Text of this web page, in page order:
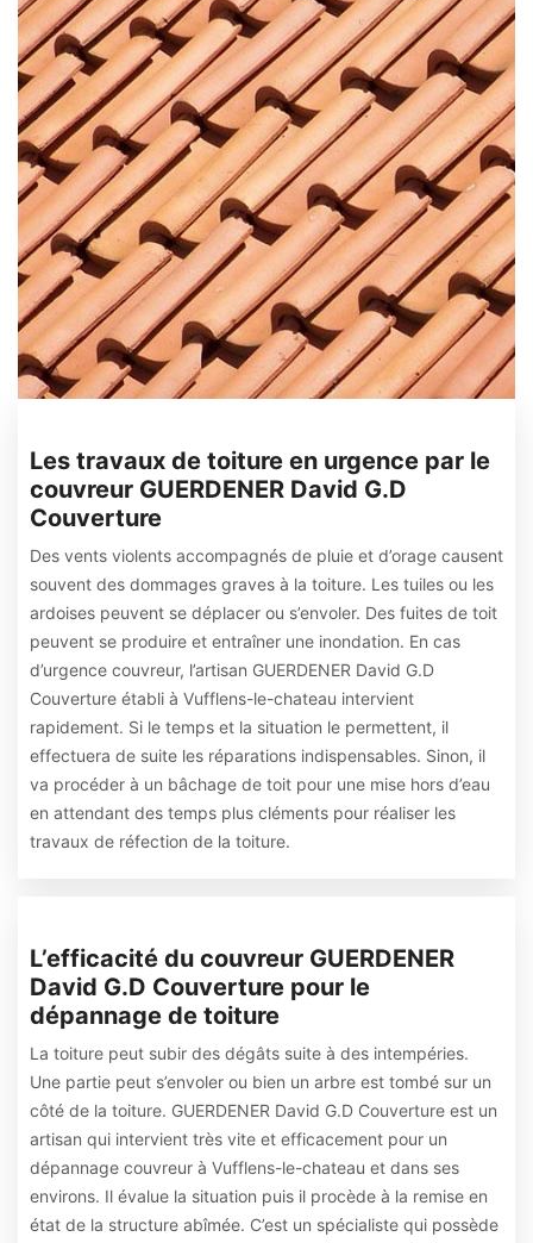
Les travaux de toiture en urgence par le
couvreur GUERDENER David G.D
Couverture
Des vents violents accompagnés de pluie et d’orage causent
souvent des dommages graves à la toiture. Les tuiles ou les
ardoises peuvent se déplacer ou s’envoler. Des fuites de toit
peuvent se produire et entraîner une inondation. En cas
d’urgence couvreur, l’artisan GUERDENER David G.D
Couverture établi à Vufflens-le-chateau intervient
rapidement. Si le temps et la situation le permettent, il
effectuera de suite les réparations indispensables. Sinon, il
va procéder à un bâchage de toit pour une mise hors d’eau
en attendant des temps plus cléments pour réaliser les
travaux de réfection de la toiture.
L’efficacité du couvreur GUERDENER
David G.D Couverture pour le
dépannage de toiture
La toiture peut subir des dégâts suite à des intempéries.
Une partie peut s’envoler ou bien un arbre est tombé sur un
côté de la toiture. GUERDENER David G.D Couverture est un
artisan qui intervient très vite et efficacement pour un
dépannage couvreur à Vufflens-le-chateau et dans ses
environs. Il évalue la situation puis il procède à la remise en
état de la structure abîmée. C’est un spécialiste qui possède